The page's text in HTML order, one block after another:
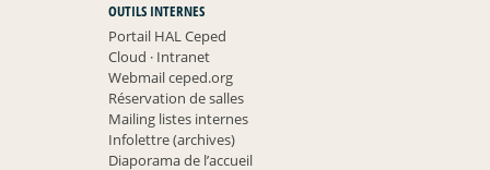
OUTILS INTERNES
Portail HAL Ceped
Cloud ·Intranet
Webmail ceped.org
Réservation de salles
Mailing listes internes
Infolettre (archives)
Diaporama de l’accueil